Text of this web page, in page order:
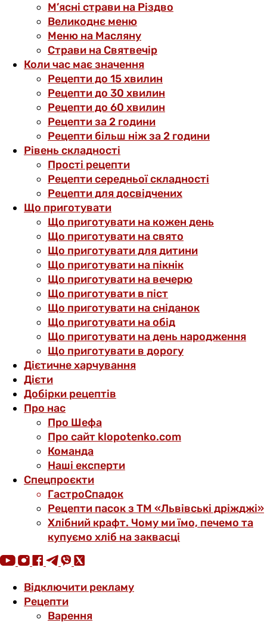
М’ясні страви на Різдво
Великоднє меню
Меню на Масляну
Страви на Святвечір
Коли час має значення
Рецепти до 15 хвилин
Рецепти до 30 хвилин
Рецепти до 60 хвилин
Рецепти за 2 години
Рецепти більш ніж за 2 години
Рівень складності
Прості рецепти
Рецепти середньої складності
Рецепти для досвідчених
Що приготувати
Що приготувати на кожен день
Що приготувати на свято
Що приготувати для дитини
Що приготувати на пікнік
Що приготувати на вечерю
Що приготувати в піст
Що приготувати на сніданок
Що приготувати на обід
Що приготувати на день народження
Що приготувати в дорогу
Дієтичне харчування
Дієти
Добірки рецептів
Про нас
Про Шефа
Про сайт klopotenko.com
Команда
Наші експерти
Спецпроєкти
ГастроСпадок
Рецепти пасок з ТМ «Львівські дріжджі»
Хлібний крафт. Чому ми їмо, печемо та
купуємо хліб на заквасці
Відключити рекламу
Рецепти
Варення